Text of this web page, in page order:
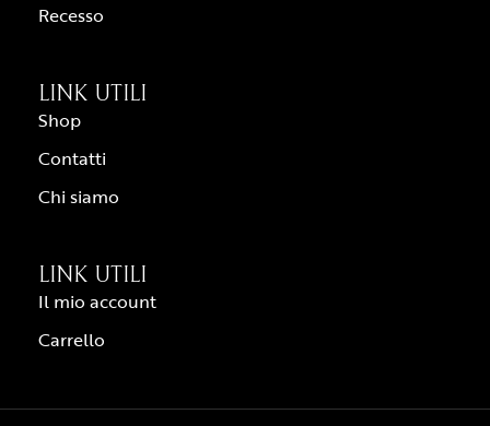
Recesso
LINK UTILI
Shop
Contatti
Chi siamo
LINK UTILI
Il mio account
Carrello